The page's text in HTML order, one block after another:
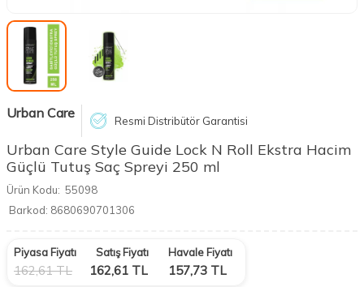
Urban Care Resmi Distribütör Garantisi
Urban Care Style Guide Lock N Roll Ekstra Hacim
Güçlü Tutuş Saç Spreyi 250 ml
Ürün Kodu: 55098
Barkod: 8680690701306
Piyasa Fiyatı
162,61TL
Satış Fiyatı
162,61 TL
Havale Fiyatı
157,73 TL